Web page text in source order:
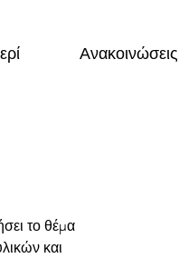
Ανακοινώσεις
το θέμα
και